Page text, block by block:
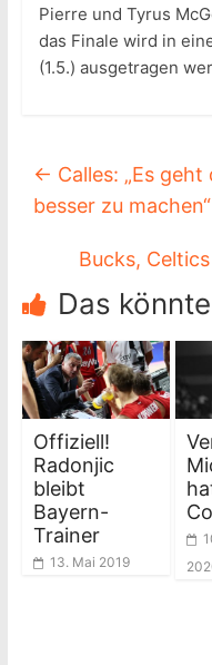
Pierre und Tyrus
das Finale wird in
(1.5.) ausgetragen
← Calles: „Es
besser zu machen“
Bucks,
Das
Offiziell!
Radonjic
bleibt
Bayern-
Trainer
13. Mai 2019